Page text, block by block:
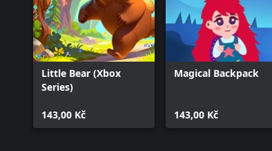
Little Bear (Xbox
Series)
143,00 Kč
Magical Backpack
143,00 Kč